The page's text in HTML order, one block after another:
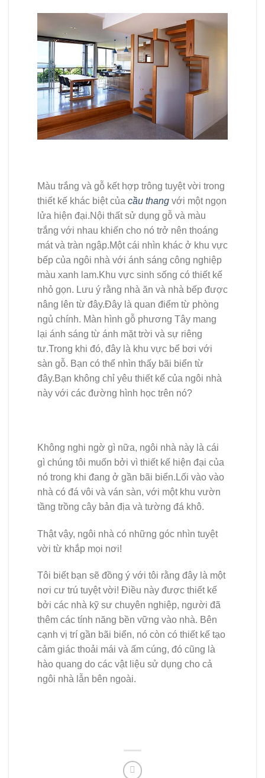
Màu trắng và gỗ kết hợp trông tuyệt vời trong
thiết kế khác biệt của cầu thang với một ngọn
lửa hiện đại.Nội thất sử dụng gỗ và màu
trắng với nhau khiến cho nó trở nên thoáng
mát và tràn ngập.Một cái nhìn khác ở khu vực
bếp của ngôi nhà với ánh sáng công nghiệp
màu xanh lam.Khu vực sinh sống có thiết kế
nhỏ gọn. Lưu ý rằng nhà ăn và nhà bếp được
nâng lên từ đây.Đây là quan điểm từ phòng
ngủ chính. Màn hình gỗ phương Tây mang
lại ánh sáng từ ánh mặt trời và sự riêng
tư.Trong khi đó, đây là khu vực bể bơi với
sàn gỗ. Bạn có thể nhìn thấy bãi biển từ
đây.Bạn không chỉ yêu thiết kế của ngôi nhà
này với các đường hình học trên nó?
Không nghi ngờ gì nữa, ngôi nhà này là cái
gì chúng tôi muốn bởi vì thiết kế hiện đại của
nó trong khi đang ở gần bãi biển.Lối vào vào
nhà có đá vôi và ván sàn, với một khu vườn
tầng trồng cây bản địa và tường đá khô.
Thật vậy, ngôi nhà có những góc nhìn tuyệt
vời từ khắp mọi nơi!
Tôi biết bạn sẽ đồng ý với tôi rằng đây là một
nơi cư trú tuyệt vời! Điều này được thiết kế
bởi các nhà kỹ sư chuyên nghiệp, người đã
thêm các tính năng bền vững vào nhà. Bên
cạnh vị trí gần bãi biển, nó còn có thiết kế tạo
cảm giác thoải mái và ấm cúng, đó cũng là
hào quang do các vật liệu sử dụng cho cả
ngôi nhà lẫn bên ngoài.